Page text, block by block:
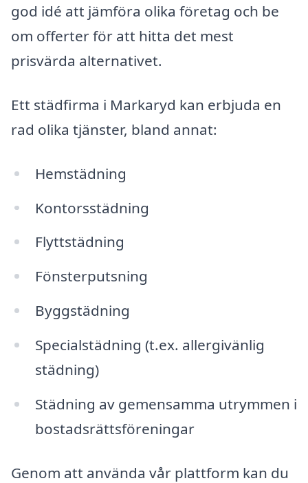
god idé att jämföra olika företag och be
om offerter för att hitta det mest
prisvärda alternativet.
Ett städfirma i Markaryd kan erbjuda en
rad olika tjänster, bland annat:
Hemstädning
Kontorsstädning
Flyttstädning
Fönsterputsning
Byggstädning
Specialstädning (t.ex. allergivänlig
städning)
Städning av gemensamma utrymmen i
bostadsrättsföreningar
Genom att använda vår plattform kan du